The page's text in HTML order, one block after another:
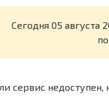
Cегодня 05
сервис